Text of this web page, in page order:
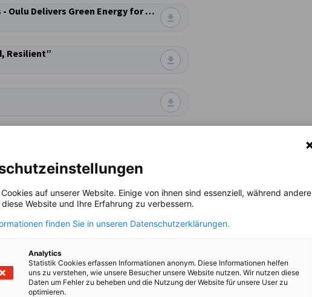
BusinessOulu, Janne Hietaniemi - Finland leads - Oulu Delivers Green Energy for Europe
Resilient”
in a Changing World
competitive advantage
for Ports
auf unserer Website. Einige von ihnen sind essenziell, während andere
Website und Ihre Erfahrung zu verbessern.
finden Sie in unseren Datenschutzerklärungen.
Analytics
Statistik Cookies erfassen Informationen anonym. Diese Informationen helfen
uns zu verstehen, wie unsere Besucher unsere Website nutzen. Wir nutzen diese
Daten um Fehler zu beheben und die Nutzung der Website für unsere User zu
optimieren.